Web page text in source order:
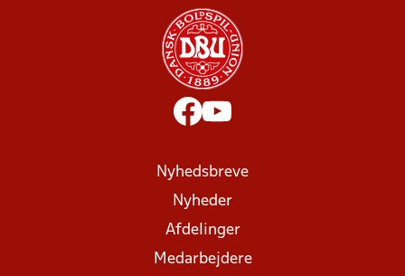
Nyhedsbreve
Nyheder
Afdelinger
Medarbejdere